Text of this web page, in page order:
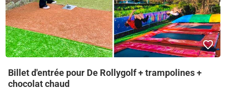
Billet d'entrée pour De Rollygolf + trampolines +
chocolat chaud